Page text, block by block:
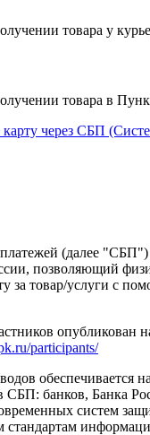
товара у
товара в
карту через СБП
(далее "СБП")
позволяющий
за товар/услуги с
опубликован
participants/
обеспечивается
СБП: банков, Банка
систем
стандартам